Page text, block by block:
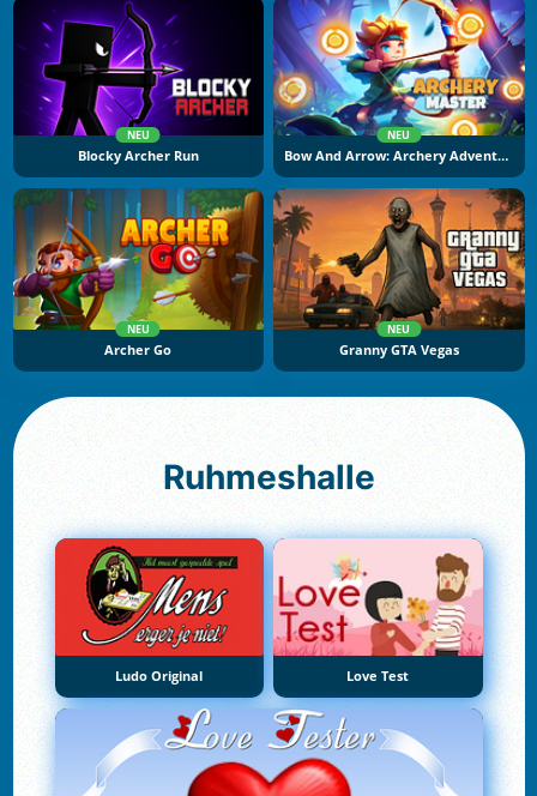
NEU
Blocky Archer Run
NEU
Bow And Arrow: Archery Adventure
NEU
Archer Go
NEU
Granny GTA Vegas
Ruhmeshalle
Ludo Original Love Test